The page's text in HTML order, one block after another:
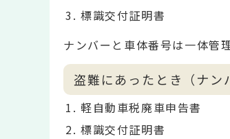
標識交付証明書
ナンバーと車体番号は一体管
盗難にあったとき（ナン
軽自動車税廃車申告書
標識交付証明書